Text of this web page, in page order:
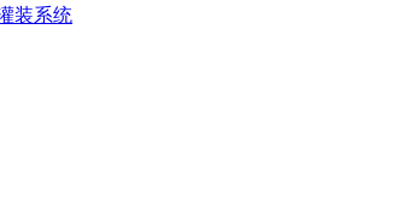
装系统